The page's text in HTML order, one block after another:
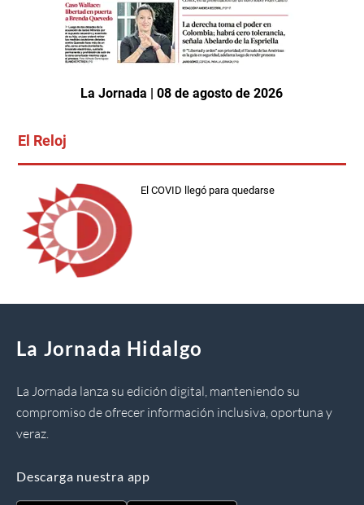
La Jornada | 08 de agosto de 2026
El Reloj
El COVID llegó para quedarse
La Jornada Hidalgo
La Jornada lanza su edición digital, manteniendo su
compromiso de ofrecer información inclusiva, oportuna y
veraz.
Descarga nuestra app